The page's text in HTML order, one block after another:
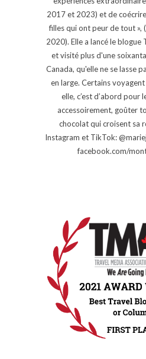
2017 et 2023) et de
filles qui ont peur de tout »,
2020). Elle a lancé le blogue
et visité plus d'une
Canada, qu'elle ne se lasse
en large. Certains
elle, c’est d’abord pour
accessoirement, goûter
chocolat qui croisent sa
Instagram et TikTok:
facebook.com/